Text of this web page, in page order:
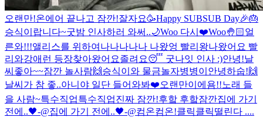
오랜만!온에어 끝나고 잠깐!잘자요🥳Happy SUBSUB Day🎉🎂
승식이랍니다~굿밤 인사하러 와써..🌙Woo 다시❤️Woo🤚🏻얼
른와!!!앨리스를 위하여 나나나나나 나왔엉 빨리왕나왔어요 빨
리와강애런 등장찾아왔어요졸려요😴 굿나잇 인사 :)안녕!날
씨좋아~~잠깐 놀사람🙌 승식이와 물금놀자병병이 안녕하숩!🙌
날씨가 참 좋..아니야 일단 들어와봐❤️오랜만이에욤!!노래 들
을 사람~특수직업특수직업진짜 잠깐!후핰 후핰잠깐집에 가기
전에..🖤-@집에 가기 전에..🖤-@컴온컴온!클릭클릭떨린다 ....